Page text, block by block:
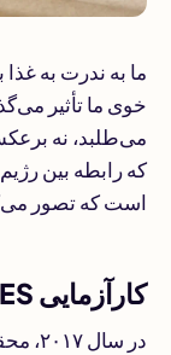
ما به ندرت به
خوی ما تأثیر
می‌طلبد، نه
که رابطه بین
است که تصور
کارآزمایی SMILES: یک نقطه عطف
در